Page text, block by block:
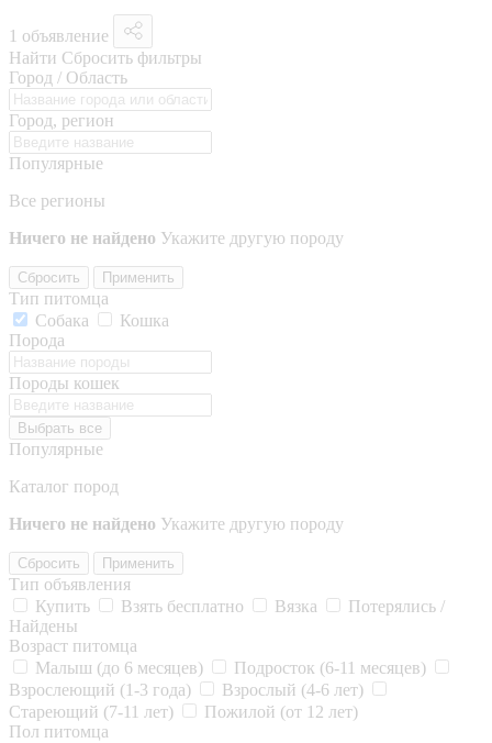
1 объявление
Найти Сбросить фильтры
Город / Область
Город, регион
Популярные
Все регионы
Ничего не найдено Укажите другую породу
Сбросить Применить
Тип питомца
Собака
Кошка
Порода
Породы кошек
Выбрать все
Популярные
Каталог пород
Ничего не найдено Укажите другую породу
Сбросить Применить
Тип объявления
Купить
Взять бесплатно Вязка
Потерялись /
Найдены
Возраст питомца
Малыш (до 6 месяцев)
Подросток (6-11 месяцев)
Взрослеющий (1-3 года)
Взрослый (4-6 лет)
Стареющий (7-11 лет)
Пожилой (от 12 лет)
Пол питомца